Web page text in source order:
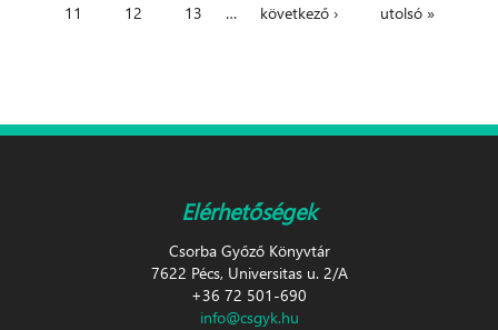
11
12 13 … következő › utolsó »
Elérhetőségek
Csorba Győző Könyvtár
7622 Pécs, Universitas u. 2/A
+36 72 501-690
info@csgyk.hu